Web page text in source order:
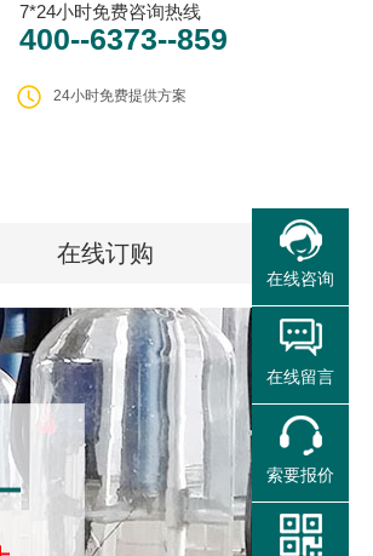
7*24小时免费咨询热线
400--6373--859
24小时免费提供方案
在线订购
在线咨询
在线留言
索要报价